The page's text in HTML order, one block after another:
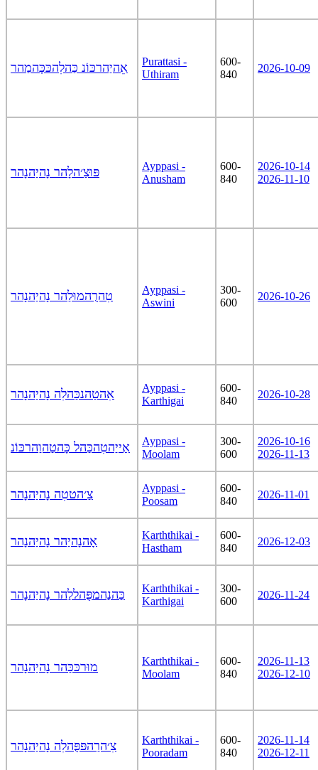
אֵהיַהרכּוֹנ כַּהלִהכּכָּהמַהר
Purattasi -
Uthiram
600-
840
2026-10-09
פּוּצַ׳הלָהר נָהיַהנָהר
Ayppasi -
Anusham
600-
840
2026-10-14
2026-11-10
טִהרֻהמוּלַהר נָהיַהנָהר
Ayppasi -
Aswini
300-
600
2026-10-26
אִהטַהנכַּהלִה נָהיַהנָהר
Ayppasi -
Karthigai
600-
840
2026-10-28
אַייַהטִהכַּהל כָּהטַהוַהרכּוֹנ
Ayppasi -
Moolam
300-
600
2026-10-16
2026-11-13
צַ׳הטטִה נָהיַהנָהר
Ayppasi -
Poosam
600-
840
2026-11-01
אָהנָהיַהר נָהיַהנָהר
Karththikai -
Hastham
600-
840
2026-12-03
כַּהנַהמפֻּהללַהר נָהיַהנָהר
Karththikai -
Karthigai
300-
600
2026-11-24
מוּרכּכַּהר נָהיַהנָהר
Karththikai -
Moolam
600-
840
2026-11-13
2026-12-10
צִ׳הרַהפּפֻּהלִה נָהיַהנָהר
Karththikai -
Pooradam
600-
840
2026-11-14
2026-12-11